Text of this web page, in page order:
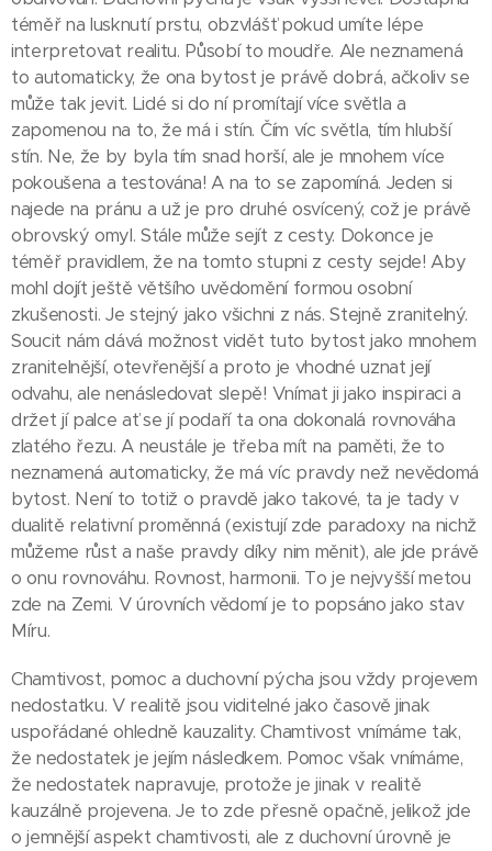
téměř na lusknutí prstu, obzvlášť pokud umíte lépe
interpretovat realitu. Působí to moudře. Ale neznamená
to automaticky, že ona bytost je právě dobrá, ačkoliv se
může tak jevit. Lidé si do ní promítají více světla a
zapomenou na to, že má i stín. Čím víc světla, tím hlubší
stín. Ne, že by byla tím snad horší, ale je mnohem více
pokoušena a testována! A na to se zapomíná. Jeden si
najede na pránu a už je pro druhé osvícený, což je právě
obrovský omyl. Stále může sejít z cesty. Dokonce je
téměř pravidlem, že na tomto stupni z cesty sejde! Aby
mohl dojít ještě většího uvědomění formou osobní
zkušenosti. Je stejný jako všichni z nás. Stejně zranitelný.
Soucit nám dává možnost vidět tuto bytost jako mnohem
zranitelnější, otevřenější a proto je vhodné uznat její
odvahu, ale nenásledovat slepě! Vnímat ji jako inspiraci a
držet jí palce ať se jí podaří ta ona dokonalá rovnováha
zlatého řezu. A neustále je třeba mít na paměti, že to
neznamená automaticky, že má víc pravdy než nevědomá
bytost. Není to totiž o pravdě jako takové, ta je tady v
dualitě relativní proměnná (existují zde paradoxy na nichž
můžeme růst a naše pravdy díky nim měnit), ale jde právě
o onu rovnováhu. Rovnost, harmonii. To je nejvyšší metou
zde na Zemi. V úrovních vědomí je to popsáno jako stav
Míru.
Chamtivost, pomoc a duchovní pýcha jsou vždy projevem
nedostatku. V realitě jsou viditelné jako časově jinak
uspořádané ohledně kauzality. Chamtivost vnímáme tak,
že nedostatek je jejím následkem. Pomoc však vnímáme,
že nedostatek napravuje, protože je jinak v realitě
kauzálně projevena. Je to zde přesně opačně, jelikož jde
o jemnější aspekt chamtivosti, ale z duchovní úrovně je